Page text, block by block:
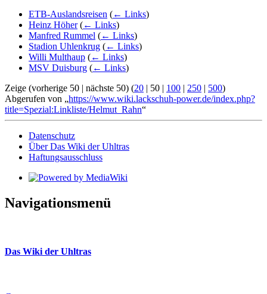
ETB-Auslandsreisen (← Links)
Heinz Höher (← Links)
Manfred Rummel (← Links)
Stadion Uhlenkrug (← Links)
Willi Multhaup (← Links)
MSV Duisburg (← Links)
Zeige (vorherige 50 | nächste 50) (20 | 50 | 100 | 250 | 500)
Abgerufen von „https://www.wiki.lackschuh-power.de/index.php?
title=Spezial:Linkliste/Helmut_Rahn“
Datenschutz
Über Das Wiki der Uhltras
Haftungsausschluss
Navigationsmenü
Das Wiki der Uhltras